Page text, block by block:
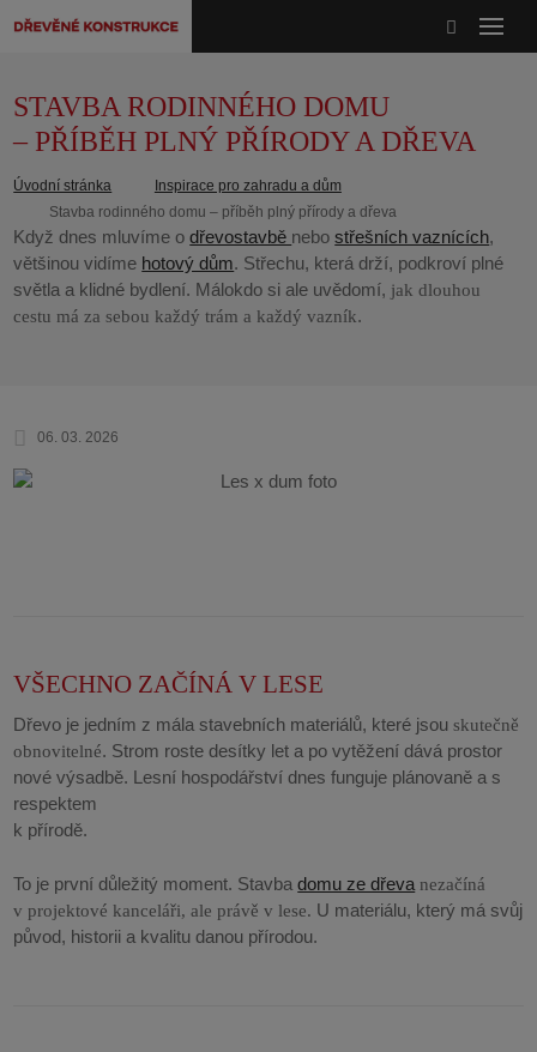
STAVBA RODINNÉHO DOMU
– PŘÍBĚH PLNÝ PŘÍRODY A DŘEVA
Úvodní stránka
Inspirace pro zahradu a dům
Stavba rodinného domu – příběh plný přírody a dřeva
Když dnes mluvíme odřevostavbě nebostřešních vaznících,
většinou vidíme hotový dům. Střechu, která drží, podkroví plné
světla a klidné bydlení. Málokdo si ale uvědomí, jak dlouhou
cestu má za sebou každý trám a každý vazník.
06. 03. 2026
VŠECHNO ZAČÍNÁ V LESE
Dřevo je jedním z mála stavebních materiálů, které jsou skutečně
obnovitelné. Strom roste desítky let a po vytěžení dává prostor
nové výsadbě. Lesní hospodářství dnes funguje plánovaně a s
respektem
k přírodě.
To je první důležitý moment. Stavbadomu ze dřeva nezačíná
v projektové kanceláři, ale právě v lese. U materiálu, který má svůj
původ, historii a kvalitu danou přírodou.